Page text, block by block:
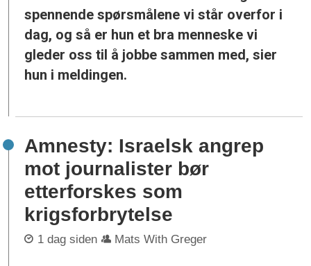
spennende spørsmålene vi står overfor i
dag, og så er hun et bra menneske vi
gleder oss til å jobbe sammen med, sier
hun i meldingen.
Amnesty: Israelsk angrep
mot journalister bør
etterforskes som
krigsforbrytelse
1 dag siden Mats With Greger